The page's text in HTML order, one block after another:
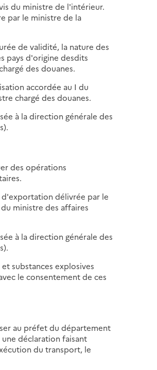
du ministre de l'intérieur.
par le ministre de la
de validité, la nature des
pays d'origine desdits
des douanes.
accordée au I du
chargé des douanes.
à la direction générale des
des opérations
délivrée par le
ministre des affaires
à la direction générale des
substances explosives
le consentement de ces
au préfet du département
déclaration faisant
du transport, le